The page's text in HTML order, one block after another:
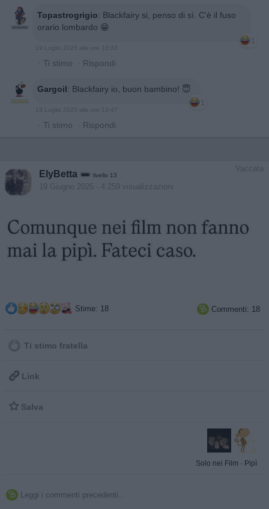
Topastrogrigio: Blackfairy si, penso di sì. C'è il fuso
orario lombardo 😁
1
19 Luglio 2025 alle ore 10:33
· Ti stimo · Rispondi
Gargoil: Blackfairy io, buon bambino! 😇
1
19 Luglio 2025 alle ore 13:47
· Ti stimo · Rispondi
Vaccata
ElyBetta livello 13
19 Giugno 2025 - 4.259 visualizzazioni
Stime: 18  Commenti: 18
Ti stimo fratella
 Link
 Salva
Solo nei Film · Pipì
 Leggi i commenti precedenti...